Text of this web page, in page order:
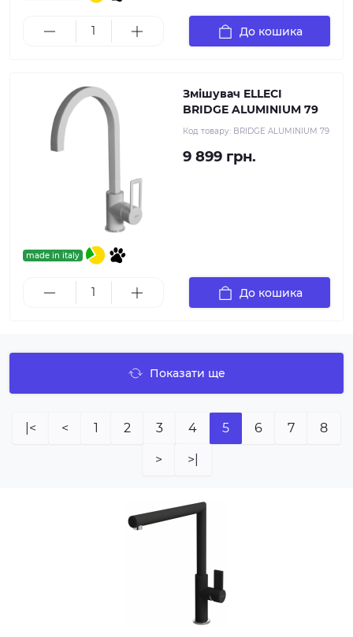
До кошика
made in italy
Змішувач ELLECI
BRIDGE ALUMINIUM 79
Код товару: BRIDGE ALUMINIUM 79
9 899 грн.
До кошика
Показати ще
|< < 1 2 3 4 5 6 7 8
> >|